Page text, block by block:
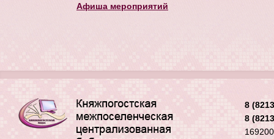
Афиша мероприятий
8
8